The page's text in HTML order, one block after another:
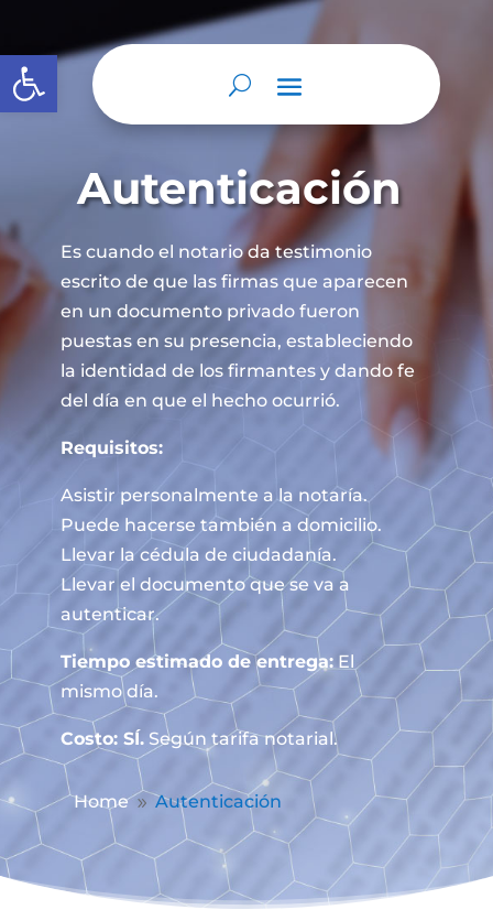
Abrir barra de herramientas
Autenticación
Es cuando el notario da testimonio
escrito de que las firmas que aparecen
en un documento privado fueron
puestas en su presencia, estableciendo
la identidad de los firmantes y dando fe
del día en que el hecho ocurrió.
Requisitos:
Asistir personalmente a la notaría.
Puede hacerse también a domicilio.
Llevar la cédula de ciudadanía.
Llevar el documento que se va a
autenticar.
Tiempo estimado de entrega:El
mismo día.
Costo: SÍ.Según tarifa notarial.
Home 9 Autenticación